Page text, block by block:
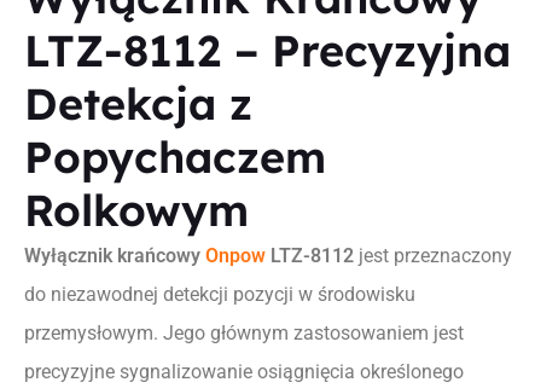
LTZ-8112 – Precyzyjna
Detekcja z
Popychaczem
Rolkowym
Wyłącznik krańcowy Onpow LTZ-8112 jest przeznaczony
do niezawodnej detekcji pozycji w środowisku
przemysłowym. Jego głównym zastosowaniem jest
precyzyjne sygnalizowanie osiągnięcia określonego